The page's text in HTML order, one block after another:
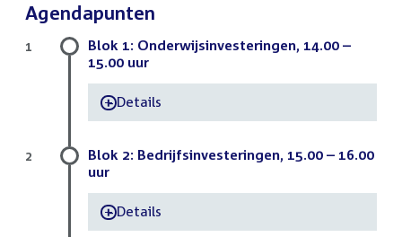
Agendapunten
Blok 1: Onderwijsinvesteringen, 14.00 –
15.00 uur
-Details
1
Blok 2: Bedrijfsinvesteringen, 15.00 – 16.00
uur
-Details
2